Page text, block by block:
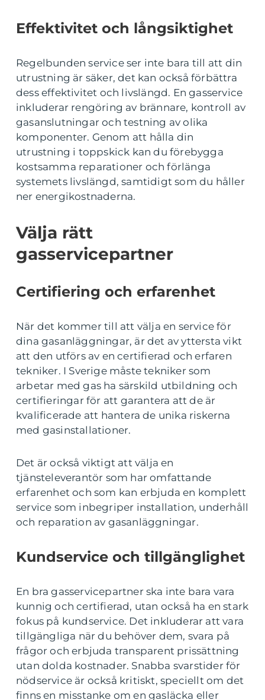
Effektivitet och långsiktighet
Regelbunden service ser inte bara till att din
utrustning är säker, det kan också förbättra
dess effektivitet och livslängd. En gasservice
inkluderar rengöring av brännare, kontroll av
gasanslutningar och testning av olika
komponenter. Genom att hålla din
utrustning i toppskick kan du förebygga
kostsamma reparationer och förlänga
systemets livslängd, samtidigt som du håller
ner energikostnaderna.
Välja rätt
gasservicepartner
Certifiering och erfarenhet
När det kommer till att välja en service för
dina gasanläggningar, är det av yttersta vikt
att den utförs av en certifierad och erfaren
tekniker. I Sverige måste tekniker som
arbetar med gas ha särskild utbildning och
certifieringar för att garantera att de är
kvalificerade att hantera de unika riskerna
med gasinstallationer.
Det är också viktigt att välja en
tjänsteleverantör som har omfattande
erfarenhet och som kan erbjuda en komplett
service som inbegriper installation, underhåll
och reparation av gasanläggningar.
Kundservice och tillgänglighet
En bra gasservicepartner ska inte bara vara
kunnig och certifierad, utan också ha en stark
fokus på kundservice. Det inkluderar att vara
tillgängliga när du behöver dem, svara på
frågor och erbjuda transparent prissättning
utan dolda kostnader. Snabba svarstider för
nödservice är också kritiskt, speciellt om det
finns en misstanke om en gasläcka eller